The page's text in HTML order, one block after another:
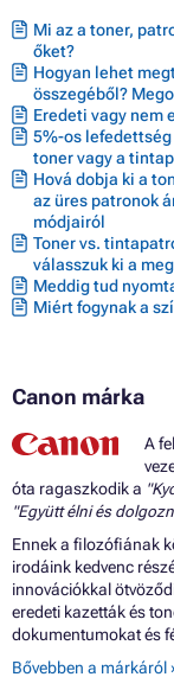
Patron CANON
Patron CANON
Mi az a toner,
őket?
Hogyan lehet
összegéből?
Eredeti vagy nem
5%-os
toner vagy a
Hová dobja ki a
az üres patronok
módjairól
Toner vs.
válasszuk ki a
Meddig tud
Miért fogynak a
Canon márka
A
óta ragaszkodik a
"Együtt élni és
Ennek a filozófiának
irodáink kedvenc
innovációkkal
eredeti kazetták és
dokumentumokat és
Bővebben a márkáról